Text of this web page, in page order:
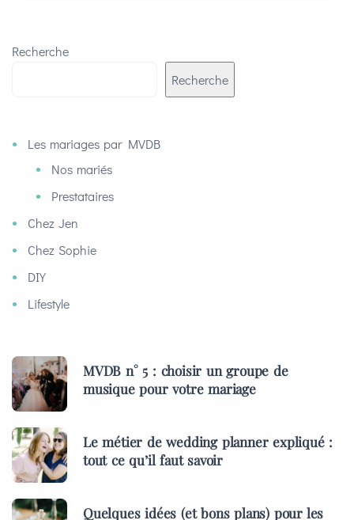
Recherche
Recherche
Les mariages par MVDB
Nos mariés
Prestataires
Chez Jen
Chez Sophie
DIY
Lifestyle
MVDB n° 5 : choisir un groupe de
musique pour votre mariage
Le métier de wedding planner expliqué :
tout ce qu’il faut savoir
Quelques idées (et bons plans) pour les